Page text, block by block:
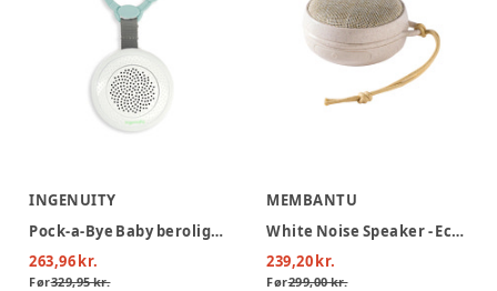
INGENUITY
Pock-a-Bye Baby beroligende musik afspiller
263,96 kr.
Før329,95 kr.
MEMBANTU
White Noise Speaker - Echo, Hvede
239,20 kr.
Før299,00 kr.